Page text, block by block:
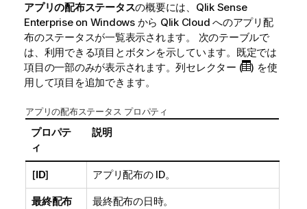
アプリの配布ステータスの概要には、 Qlik Sense
Enterprise on Windowsから Qlik Cloud へのアプリ配
布のステータスが一覧表示されます。 次のテーブルで
は、利用できる項目とボタンを示しています。既定では
項目の一部のみが表示されます。列セレクター (
) を使
用して項目を追加できます。
アプリの配布ステータス プロパティ
プロパテ
ィ
説明
[ID] アプリ配布の ID。
最終配布 最終配布の日時。